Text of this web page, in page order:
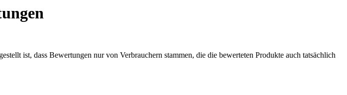
ist, dass Bewertungen nur von Verbrauchern stammen, die die bewerteten Produkte auch tatsächlich